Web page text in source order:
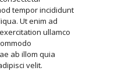
tempor incididunt
Ut enim ad
ullamco
ab illom quia
velit.